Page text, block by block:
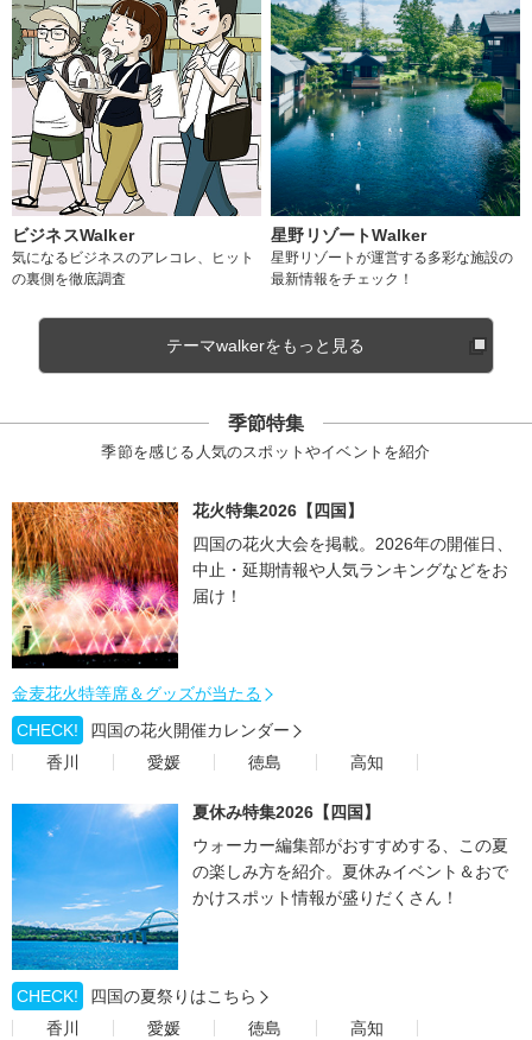
ビジネスWalker
気になるビジネスのアレコレ、ヒット
の裏側を徹底調査
星野リゾートWalker
星野リゾートが運営する多彩な施設の
最新情報をチェック！
テーマwalkerをもっと見る
季節特集
季節を感じる人気のスポットやイベントを紹介
花火特集2026【四国】
四国の花火大会を掲載。2026年の開催日、
中止・延期情報や人気ランキングなどをお
届け！
金麦花火特等席＆グッズが当たる
CHECK!
四国の花火開催カレンダー
香川
愛媛 徳島 高知
夏休み特集2026【四国】
ウォーカー編集部がおすすめする、この夏
の楽しみ方を紹介。夏休みイベント＆おで
かけスポット情報が盛りだくさん！
CHECK!
四国の夏祭りはこちら
香川
愛媛 徳島 高知